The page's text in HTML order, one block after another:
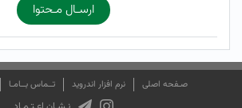
ارسـال مـحتوا
صـفحه اصلی نرم افزار اندروید تــماس بــامـا